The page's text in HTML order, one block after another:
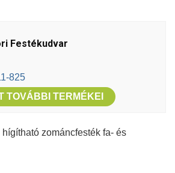
Festékudvar
825
TOVÁBBI TERMÉKEI
zománcfesték fa- és